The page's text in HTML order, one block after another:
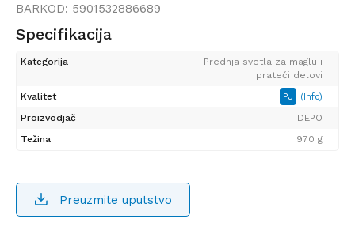
BARKOD: 5901532886689
Specifikacija
Kategorija
Prednja svetla za maglu i
prateći delovi
Kvalitet
PJ (Info)
Proizvodjač
DEPO
Težina
970 g
Preuzmite uputstvo